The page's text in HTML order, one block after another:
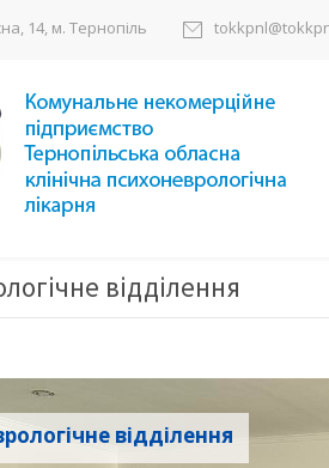
14, м. Тернопіль
відділення
відділення